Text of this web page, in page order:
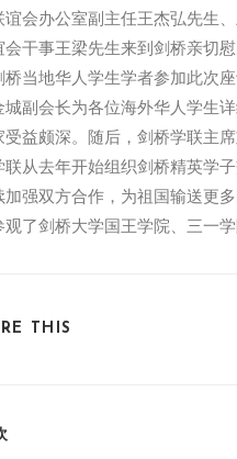
会办公室副主任王杰弘先生
会干事王梁先生来到剑桥亲切
当地华人学生学者参加此次座
城副会长为各位海外华人学生
益颇深。随后，剑桥学联主
从去年开始组织剑桥精英学
强双方合作，为祖国输送更多
了剑桥大学国王学院、三一
THIS